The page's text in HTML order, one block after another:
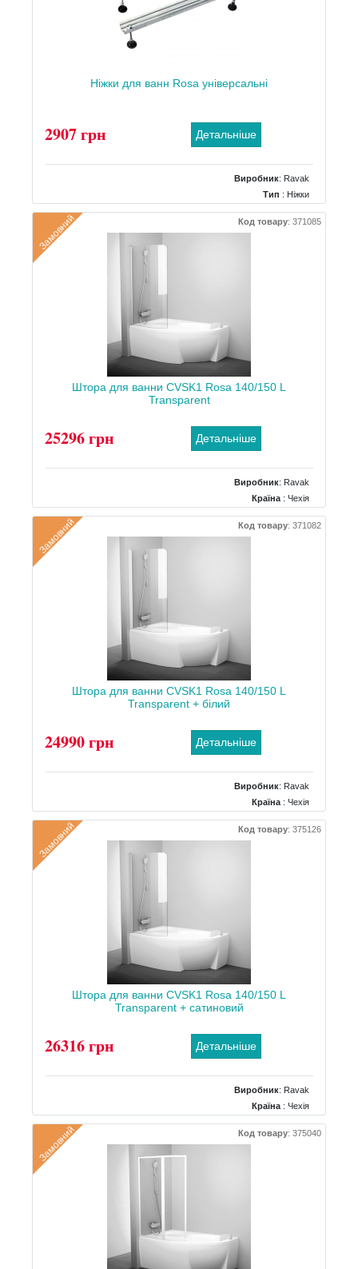
Ніжки для ванн Rosa універсальні
2907 грн Детальніше
Виробник: Ravak
Тип : Ніжки
Замовний Код товару: 371085
Штора для ванни CVSK1 Rosa 140/150 L
Transparent
25296 грн Детальніше
Виробник: Ravak
Країна : Чехія
Розміри: 850x1500
: Радіальна до кутової ванни
Замовний Код товару: 371082
Штора для ванни CVSK1 Rosa 140/150 L
Transparent + білий
24990 грн Детальніше
Виробник: Ravak
Країна : Чехія
Розміри: 850x1500
: Радіальна до кутової ванни
Замовний Код товару: 375126
Штора для ванни CVSK1 Rosa 140/150 L
Transparent + сатиновий
26316 грн Детальніше
Виробник: Ravak
Країна : Чехія
Розміри: 850x1500
: Радіальна до кутової ванни
Замовний Код товару: 375040